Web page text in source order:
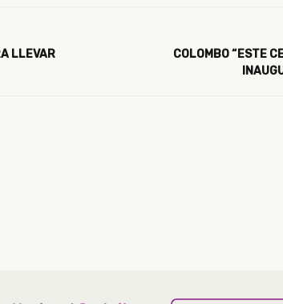
LLEVAR
COLOMBO “ESTE